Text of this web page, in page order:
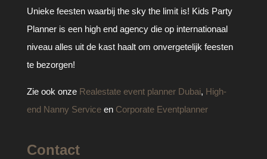
Unieke feesten waarbij the sky the limit is! Kids Party
Planner is een high end agency die op internationaal
niveau alles uit de kast haalt om onvergetelijk feesten
te bezorgen!
Zie ook onze Realestate event planner Dubai, High-
end Nanny Serviceen Corporate Eventplanner
Contact